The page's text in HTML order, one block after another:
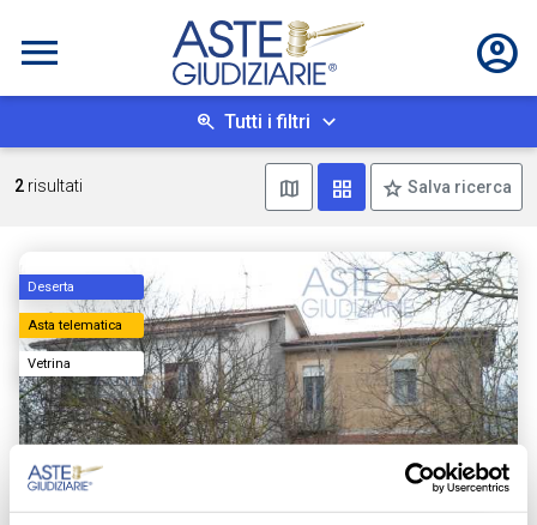
Tutti i filtri
2 risultati Mostra mappaMostra come box
Salva ricerca
Deserta
Asta telematica
Vetrina